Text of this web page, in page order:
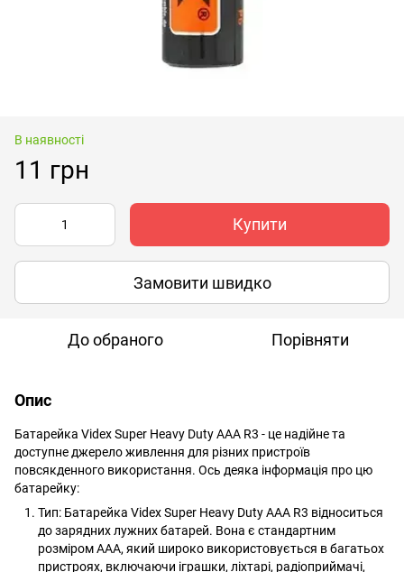
В наявності
11 грн
Купити
Замовити швидко
До обраного Порівняти
Опис
Батарейка Videx Super Heavy Duty AAA R3 - це надійне та
доступне джерело живлення для різних пристроїв
повсякденного використання. Ось деяка інформація про цю
батарейку:
Тип: Батарейка Videx Super Heavy Duty AAA R3 відноситься
до зарядних лужних батарей. Вона є стандартним
розміром AAA, який широко використовується в багатьох
пристроях, включаючи іграшки, ліхтарі, радіоприймачі,